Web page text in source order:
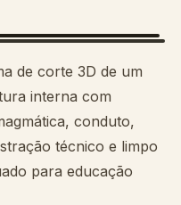
de corte 3D de um
interna com
conduto,
técnico e limpo
para educação